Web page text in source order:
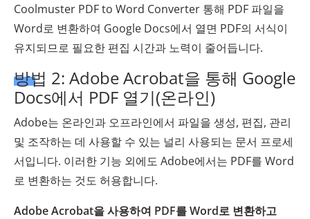
Coolmuster PDF to Word Converter 통해 PDF 파일을
Word로 변환하여 Google Docs에서 열면 PDF의 서식이
유지되므로 필요한 편집 시간과 노력이 줄어듭니다.
방법 2: Adobe Acrobat을 통해 Google
Docs에서 PDF 열기(온라인)
Adobe는 온라인과 오프라인에서 파일을 생성, 편집, 관리
및 조작하는 데 사용할 수 있는 널리 사용되는 문서 프로세
서입니다. 이러한 기능 외에도 Adobe에서는 PDF를 Word
로 변환하는 것도 허용합니다.
Adobe Acrobat을 사용하여 PDF를 Word로 변환하고